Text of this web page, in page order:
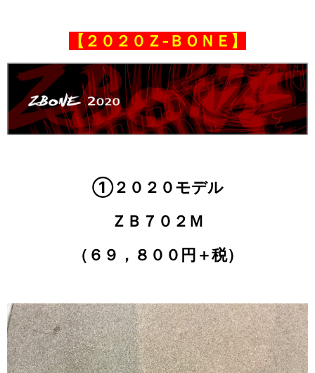
【２０２０Ｚ‐ＢＯＮＥ】
①２０２０モデル
ＺＢ７０２Ｍ
（６９，８００円＋税）